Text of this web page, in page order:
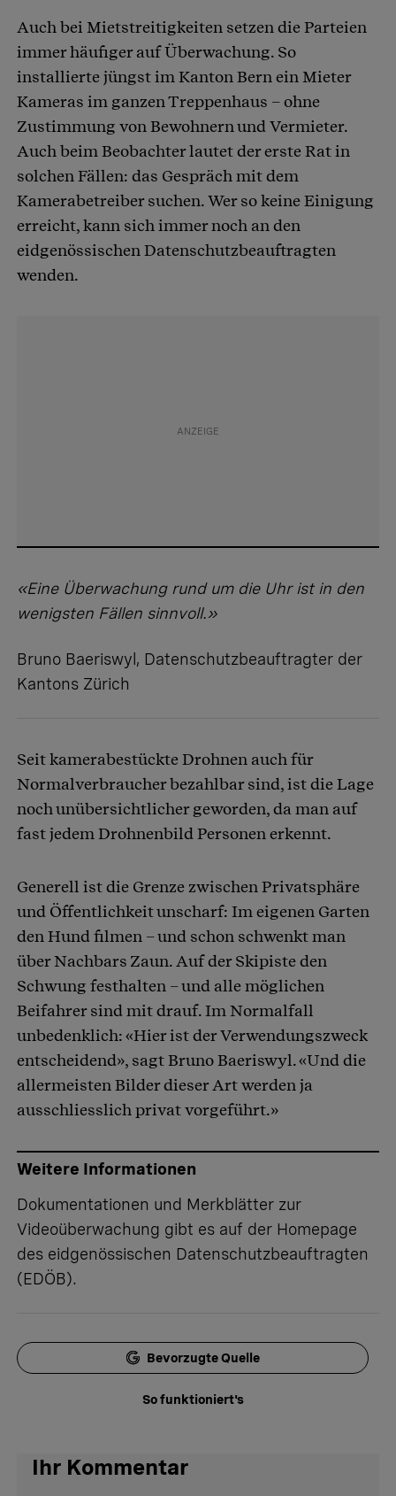
Auch bei Mietstreitigkeiten setzen die Parteien
immer häufiger auf Überwachung. So
installierte jüngst im Kanton Bern ein Mieter
Kameras im ganzen Treppenhaus – ohne
Zustimmung von Bewohnern und Vermieter.
Auch beim Beobachter lautet der erste Rat in
solchen Fällen: das Gespräch mit dem
Kamerabetreiber suchen. Wer so keine Einigung
erreicht, kann sich immer noch an den
eidgenössischen Datenschutzbeauftragten
wenden.
«Eine Überwachung rund um die Uhr ist in den
wenigsten Fällen sinnvoll.»
Bruno Baeriswyl, Datenschutzbeauftragter der
Kantons Zürich
Seit kamerabestückte Drohnen auch für
Normalverbraucher bezahlbar sind, ist die Lage
noch unübersichtlicher geworden, da man auf
fast jedem Drohnenbild Personen erkennt.
Generell ist die Grenze zwischen Privatsphäre
und Öffentlichkeit unscharf: Im eigenen Garten
den Hund filmen – und schon schwenkt man
über Nachbars Zaun. Auf der Skipiste den
Schwung festhalten – und alle möglichen
Beifahrer sind mit drauf. Im Normalfall
unbedenklich: «Hier ist der Verwendungszweck
entscheidend», sagt Bruno Baeriswyl. «Und die
allermeisten Bilder dieser Art werden ja
ausschliesslich privat vorgeführt.»
Weitere Informationen
Dokumentationen und Merkblätter zur
Videoüberwachung gibt es auf der Homepage
des eidgenössischen Datenschutzbeauftragten
(EDÖB).
Bevorzugte Quelle
So funktioniert's
Ihr Kommentar